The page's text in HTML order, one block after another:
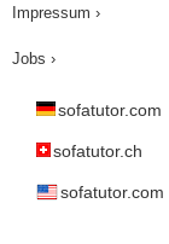
Impressum ›
Jobs ›
sofatutor.com
sofatutor.ch
sofatutor.com